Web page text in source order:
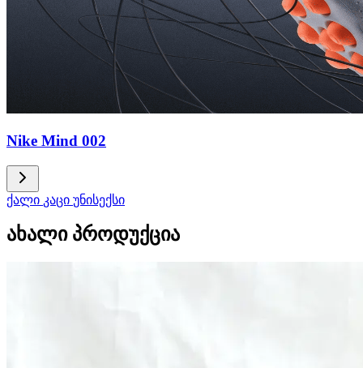
Nike Mind 002
ქალი კაცი უნისექსი
ახალი პროდუქცია